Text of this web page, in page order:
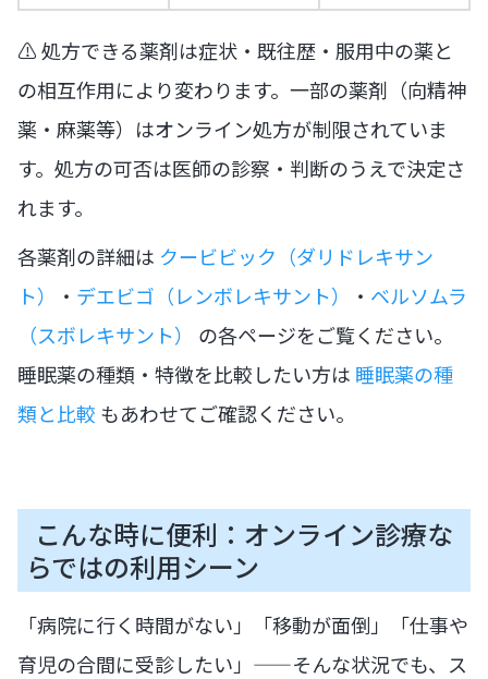
⚠️ 処方できる薬剤は症状・既往歴・服用中の薬と
の相互作用により変わります。一部の薬剤（向精神
薬・麻薬等）はオンライン処方が制限されていま
す。処方の可否は医師の診察・判断のうえで決定さ
れます。
各薬剤の詳細は クービビック（ダリドレキサン
ト）
・ デエビゴ（レンボレキサント） ・ ベルソムラ
（スボレキサント）
の各ページをご覧ください。
睡眠薬の種類・特徴を比較したい方は 睡眠薬の種
類と比較 もあわせてご確認ください。
こんな時に便利：オンライン診療な
らではの利用シーン
「病院に行く時間がない」「移動が面倒」「仕事や
育児の合間に受診したい」——そんな状況でも、ス